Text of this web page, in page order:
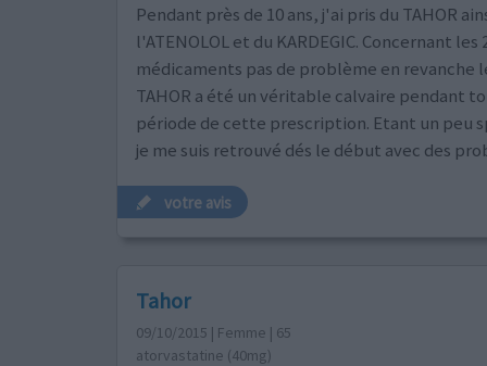
Pendant près de 10 ans, j'ai pris du TAHOR
l'ATENOLOL et du KARDEGIC. Concernant les
médicaments pas de problème en revanche
TAHOR a été un véritable calvaire pendant
période de cette prescription. Etant un peu
je me suis retrouvé dés le début avec des
votre avis
Tahor
09/10/2015 | Femme | 65
atorvastatine (40mg)